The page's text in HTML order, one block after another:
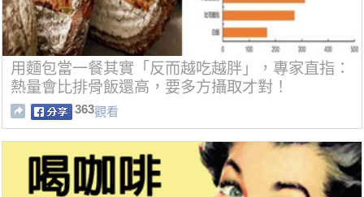
用麵包當一餐其實「反而越吃越胖」，專家直指：
熱量會比排骨飯還高，要多方攝取才對！
363觀看